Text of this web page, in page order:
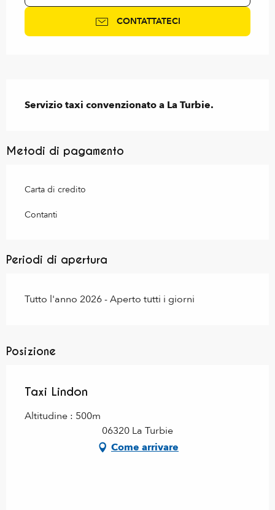
CONTATTATECI
Servizio taxi convenzionato a La Turbie.
Metodi di pagamento
Carta di credito
Contanti
Periodi di apertura
Tutto l'anno 2026 - Aperto tutti i giorni
Posizione
Taxi Lindon
Altitudine : 500m
06320 La Turbie
Come arrivare